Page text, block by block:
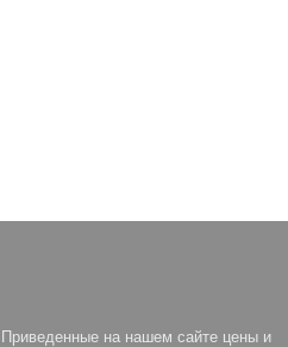
Приведенные на нашем сайте цены и